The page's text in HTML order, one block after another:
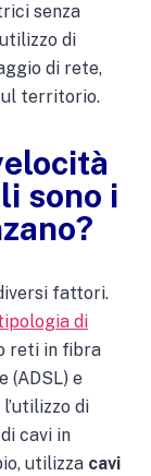
senza
di
di rete,
territorio.
sono i
fattori.
di
reti in fibra
(ADSL) e
di
cavi in
utilizza cavi